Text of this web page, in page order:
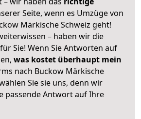
Seite, wenn es Umzüge von
Märkische Schweiz geht!
– haben wir die
Sie! Wenn Sie Antworten auf
was kostet überhaupt mein
nach Buckow Märkische
Sie sie uns, denn wir
passende Antwort auf Ihre